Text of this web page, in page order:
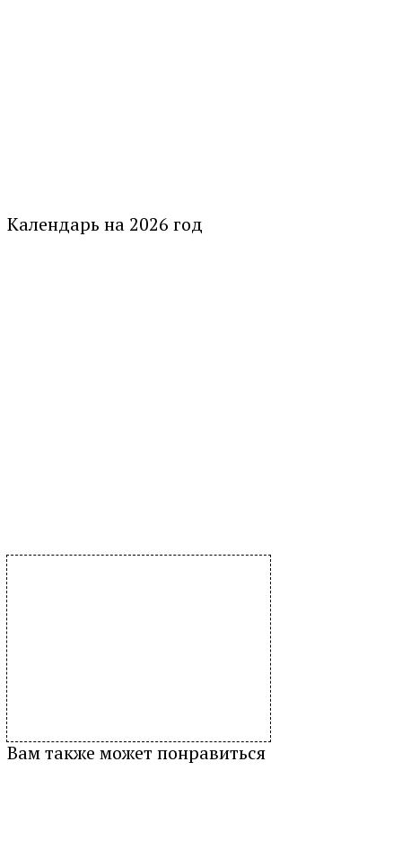
Календарь на 2026 год
Вам также может понравиться